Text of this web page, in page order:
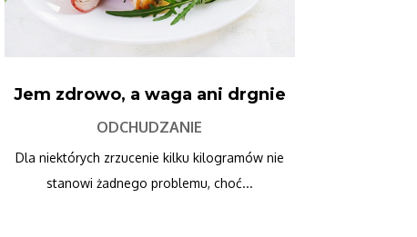
Jem zdrowo, a waga ani drgnie
ODCHUDZANIE
Dla niektórych zrzucenie kilku kilogramów nie
stanowi żadnego problemu, choć...